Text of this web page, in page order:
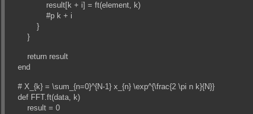
result[k + i] = ft(element, k)
#p k + i
}
}
return result
end
# X_{k} = \sum_{n=0}^{N-1} x_{n} \exp^{\frac{2 \pi n k}{N}}
def FFT.ft(data, k)
result = 0